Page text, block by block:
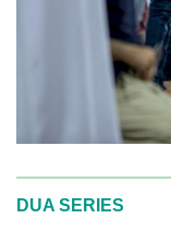
DUA SERIES